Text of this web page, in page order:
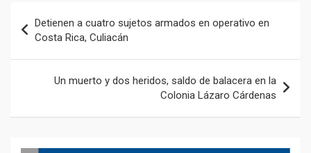
o
o
k
A
p
p
a
m
de
entradas
Detienen a cuatro sujetos armados en operativo en
Costa Rica, Culiacán
Un muerto y dos heridos, saldo de balacera en la
Colonia Lázaro Cárdenas